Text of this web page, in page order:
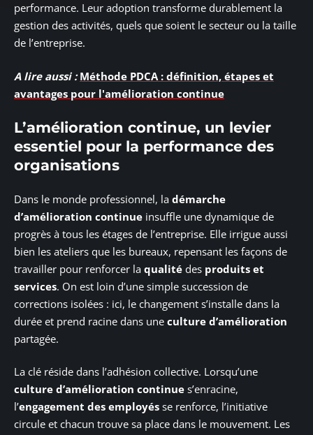
performance. Leur adoption transforme durablement la
gestion des activités, quels que soient le secteur ou la taille
de l’entreprise.
A lire aussi : Méthode PDCA : définition, étapes et
avantages pour l'amélioration continue
L’amélioration continue, un levier
essentiel pour la performance des
organisations
Dans le monde professionnel, la démarche
d’amélioration continue insuffle une dynamique de
progrès à tous les étages de l’entreprise. Elle irrigue aussi
bien les ateliers que les bureaux, repensant les façons de
travailler pour renforcer la qualité des produits et
services. On est loin d’une simple succession de
corrections isolées : ici, le changement s’installe dans la
durée et prend racine dans une culture d’amélioration
partagée.
La clé réside dans l’adhésion collective. Lorsqu’une
culture d’amélioration continue s’enracine,
l’engagement des employés se renforce, l’initiative
circule et chacun trouve sa place dans le mouvement. Les